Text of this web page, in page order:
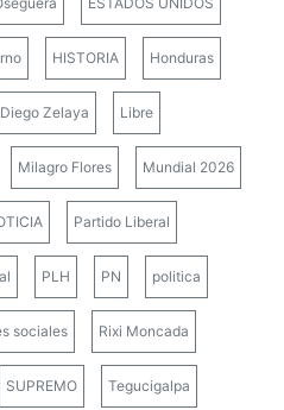
HISTORIA Honduras
Zelaya Libre
Milagro Flores Mundial 2026
Partido Liberal
PLH PN politica
sociales Rixi Moncada
SUPREMO Tegucigalpa